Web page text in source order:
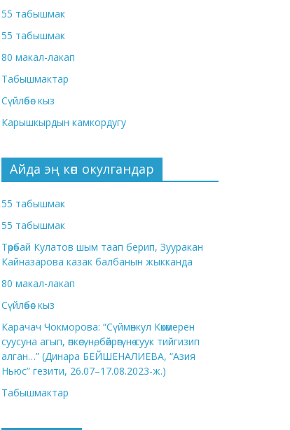
55 табышмак
55 табышмак
80 макал-лакап
Табышмактар
Сүйлөбөс кыз
Карышкырдын камкордугу
Айда эң көп окулгандар
55 табышмак
55 табышмак
Төрөбай Кулатов шым таап берип, Зууракан
Кайназарова казак балбанын жыкканда
80 макал-лакап
Сүйлөбөс кыз
Карачач Чокморова: “Сүймөнкул Көкөмерен
суусуна агып, өпкөсүнө, бөйрөгүнө суук тийгизип
алган…” (Динара БЕЙШЕНАЛИЕВА, “Азия
Ньюс” гезити, 26.07–17.08.2023-ж.)
Табышмактар